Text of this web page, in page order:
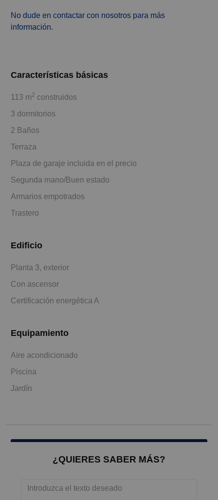
No dude en contactar con nosotros para más
información.
Características básicas
113 m2 construidos
3 dormitorios
2 Baños
Terraza
Plaza de garaje incluida en el precio
Segunda mano/Buen estado
Armarios empotrados
Trastero
Edificio
Planta 3, exterior
Con ascensor
Certificación energética A
Equipamiento
Aire acondicionado
Piscina
Jardín
¿QUIERES SABER MÁS?